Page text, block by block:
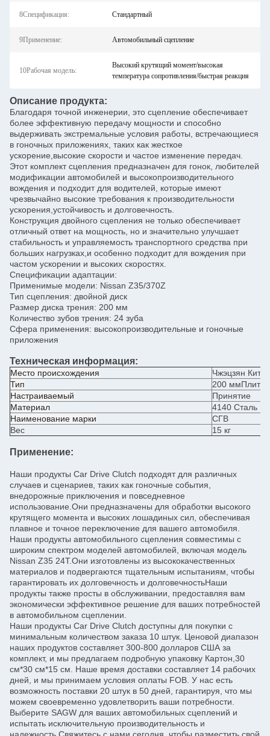
8Спецификация: Стандартный
9Применение: Автомобильный сцепление
10Рабочая модель:
Высокий крутящий момент/высокая
температура сопротивления/быстрая реакция
Описание продукта:
Благодаря точной инженерии, это сцепление обеспечивает
более эффективную передачу мощности и способно
выдерживать экстремальные условия работы, встречающиеся
в гоночных приложениях, таких как жесткое
ускорение,высокие скорости и частое изменение передач.
Этот комплект сцепления предназначен для гонок, любителей
модификации автомобилей и высокопроизводительного
вождения и подходит для водителей, которые имеют
чрезвычайно высокие требования к производительности
ускорения,устойчивость и долговечность.
Конструкция двойного сцепления не только обеспечивает
отличный ответ на мощность, но и значительно улучшает
стабильность и управляемость транспортного средства при
больших нагрузках,и особенно подходит для вождения при
частом ускорении и высоких скоростях.
Спецификации адаптации:
Применимые модели: Nissan Z35/370Z
Тип сцепления: двойной диск
Размер диска трения: 200 мм
Количество зубов трения: 24 зуба
Сфера применения: высокопроизводительные и гоночные
приложения
Техническая информация:
Место происхождения
Чжэцзян Китай
Тип
200 ммПлита
Настраиваемый
Принятие
Материал
4140 Сталь
Наименование марки
СГВ
Вес
15 кг
Применение:
Наши продукты Car Drive Clutch подходят для различных
случаев и сценариев, таких как гоночные события,
внедорожные приключения и повседневное
использование.Они предназначены для обработки высокого
крутящего момента и высоких лошадиных сил, обеспечивая
плавное и точное переключение для вашего автомобиля.
Наши продукты автомобильного сцепления совместимы с
широким спектром моделей автомобилей, включая модель
Nissan Z35 24T.Они изготовлены из высококачественных
материалов и подвергаются тщательным испытаниям, чтобы
гарантировать их долговечность и долговечностьНаши
продукты также просты в обслуживании, предоставляя вам
экономически эффективное решение для ваших потребностей
в автомобильном сцеплении.
Наши продукты Car Drive Clutch доступны для покупки с
минимальным количеством заказа 10 штук. Ценовой диапазон
наших продуктов составляет 300-800 долларов США за
комплект, и мы предлагаем подробную упаковку Картон,30
см*30 см*15 см. Наше время доставки составляет 14 рабочих
дней, и мы принимаем условия оплаты FOB. У нас есть
возможность поставки 20 штук в 50 дней, гарантируя, что мы
можем своевременно удовлетворить ваши потребности.
Выберите SAGW для ваших автомобильных сцеплений и
испытать исключительную производительность и